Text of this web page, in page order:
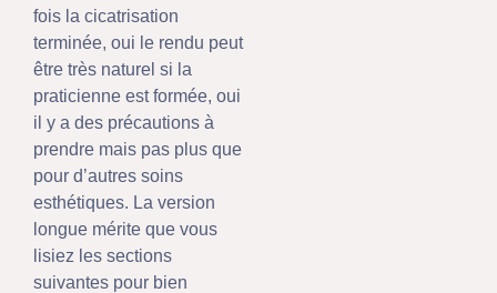
fois la cicatrisation
terminée, oui le rendu peut
être très naturel si la
praticienne est formée, oui
il y a des précautions à
prendre mais pas plus que
pour d’autres soins
esthétiques. La version
longue mérite que vous
lisiez les sections
suivantes pour bien